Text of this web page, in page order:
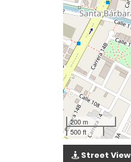
200 m
500 ft
Street View